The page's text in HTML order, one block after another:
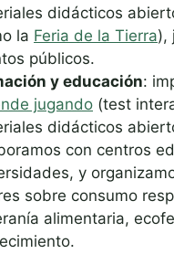
didácticos
la Feria de la Tierra),
públicos.
y educación:
jugando (test
didácticos
con centros
y
sobre consumo
alimentaria,